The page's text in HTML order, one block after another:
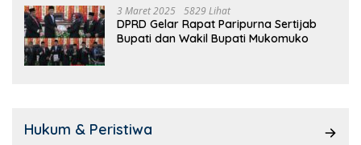
3 Maret 2025 5829 Lihat
DPRD Gelar Rapat Paripurna Sertijab
Bupati dan Wakil Bupati Mukomuko
Hukum & Peristiwa